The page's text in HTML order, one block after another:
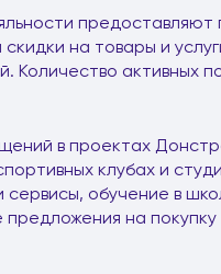
на товары и
Количество активных
в проектах
клубах и
обучение в
на